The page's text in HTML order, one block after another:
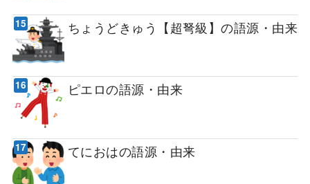
ちょうどきゅう【超弩級】の語源・由来
ピエロの語源・由来
てにおはの語源・由来